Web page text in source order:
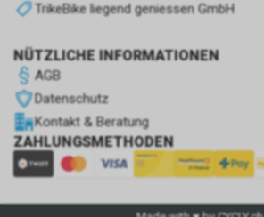
TrikeBike liegend geniessen GmbH
NÜTZLICHE INFORMATIONEN
AGB
Datenschutz
Kontakt & Beratung
ZAHLUNGSMETHODEN